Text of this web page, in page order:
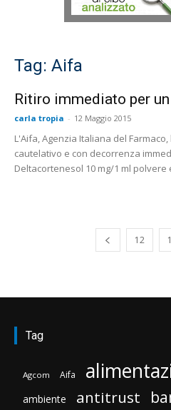
Tag: Aifa
Ritiro immediato per
carla tropia - 12 Maggio 2015
L'Aifa, Agenzia Italiana del
cautelativo e con decorrenza
Deltacortenesol 10 mg/1 ml polvere
12
Tag
Agcom Aifa
ambiente antitrust